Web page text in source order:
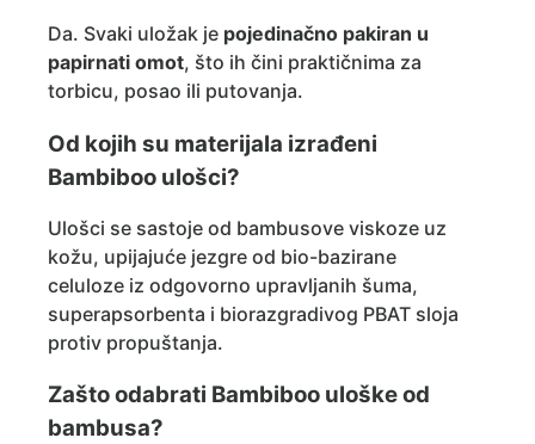
Da. Svaki uložak je pojedinačno pakiran u
papirnati omot, što ih čini praktičnima za
torbicu, posao ili putovanja.
Od kojih su materijala izrađeni
Bambiboo ulošci?
Ulošci se sastoje od bambusove viskoze uz
kožu, upijajuće jezgre od bio-bazirane
celuloze iz odgovorno upravljanih šuma,
superapsorbenta i biorazgradivog PBAT sloja
protiv propuštanja.
Zašto odabrati Bambiboo uloške od
bambusa?